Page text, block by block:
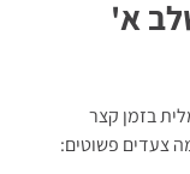
בזמן שהם
א'
בזמן קצר
צעדים פשוטים: